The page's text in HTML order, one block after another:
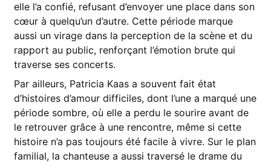
elle l’a confié, refusant d’envoyer une place dans son
cœur à quelqu’un d’autre. Cette période marque
aussi un virage dans la perception de la scène et du
rapport au public, renforçant l’émotion brute qui
traverse ses concerts.
Par ailleurs, Patricia Kaas a souvent fait état
d’histoires d’amour difficiles, dont l’une a marqué une
période sombre, où elle a perdu le sourire avant de
le retrouver grâce à une rencontre, même si cette
histoire n’a pas toujours été facile à vivre. Sur le plan
familial, la chanteuse a aussi traversé le drame du